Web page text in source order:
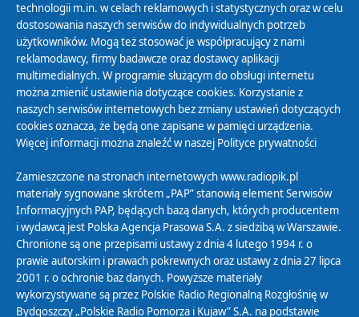
24 25 26 27 28 29 30
Polityka Prywatności
Zasady korzystania z Serwisu
Organizacje Pożytku Publicznego
Cyfryzacja DAB+
Polityka ochrony danych osobowych
Abonament
Zamówienia publiczne
Biuletyn Informacji Publicznej
technologii m.in. w celach reklamowych i statystycznych oraz w celu
dostosowania naszych serwisów do indywidualnych potrzeb
użytkowników. Mogą też stosować je współpracujący z nami
reklamodawcy, firmy badawcze oraz dostawcy aplikacji
multimedialnych. W programie służącym do obsługi internetu
można zmienić ustawienia dotyczące cookies. Korzystanie z
naszych serwisów internetowych bez zmiany ustawień dotyczących
cookies oznacza, że będą one zapisane w pamięci urządzenia.
Więcej informacji można znaleźć w naszej Polityce prywatności
Zamieszczone na stronach internetowych www.radiopik.pl
materiały sygnowane skrótem „PAP” stanowią element Serwisów
Informacyjnych PAP, będących bazą danych, których producentem
i wydawcą jest Polska Agencja Prasowa S.A. z siedzibą w Warszawie.
Chronione są one przepisami ustawy z dnia 4 lutego 1994 r. o
prawie autorskim i prawach pokrewnych oraz ustawy z dnia 27 lipca
2001 r. o ochronie baz danych. Powyższe materiały
wykorzystywane są przez Polskie Radio Regionalną Rozgłośnię w
Bydgoszczy „Polskie Radio Pomorza i Kujaw” S.A. na podstawie